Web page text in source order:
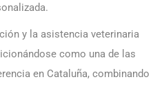
y la asistencia veterinaria
como una de las
en Cataluña, combinando